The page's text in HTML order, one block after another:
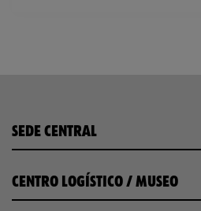
SEDE CENTRAL
CENTRO LOGÍSTICO / MUSEO